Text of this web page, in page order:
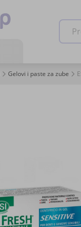
Gelovi i paste za zube